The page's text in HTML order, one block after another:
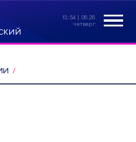
13:54 | 06.26
четверг